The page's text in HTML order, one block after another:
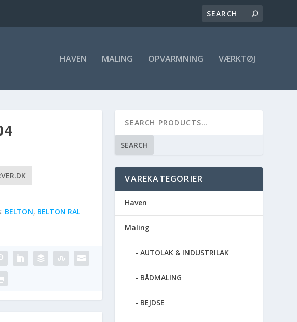
HAVEN MALING OPVARMNING VÆRKTØJ
BELTON, BELTON RAL
SEARCH
VAREKATEGORIER
Haven
Maling
AUTOLAK & INDUSTRILAK
BÅDMALING
BEJDSE